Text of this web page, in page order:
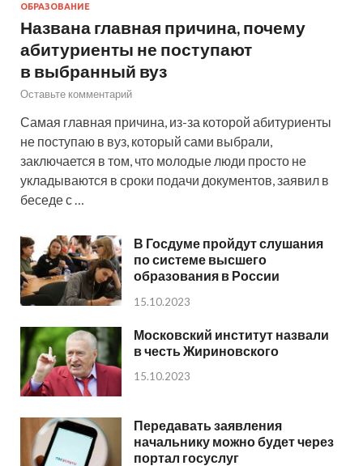
ОБРАЗОВАНИЕ
Названа главная причина, почему
абитуриенты не поступают
в выбранный вуз
Оставьте комментарий
Самая главная причина, из-за которой абитуриенты
не поступаю в вуз, который сами выбрали,
заключается в том, что молодые люди просто не
укладываются в сроки подачи документов, заявил в
беседе с …
В Госдуме пройдут слушания
по системе высшего
образования в России
15.10.2023
Московский институт назвали
в честь Жириновского
15.10.2023
Передавать заявления
начальнику можно будет через
портал госуслуг